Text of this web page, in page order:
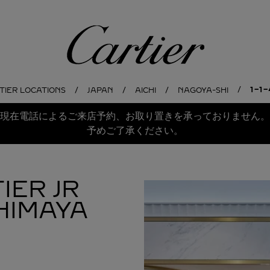
Cartier
LOCATIONS JAPAN AICHI NAGOYA-SHI 1-1-
現在電話によるご来店予約、お取り置きを承っておりません。
予めご了承ください。
JR